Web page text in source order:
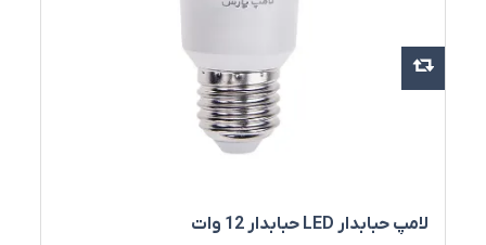
لامپ حبابدار LED حبابدار 12 وات